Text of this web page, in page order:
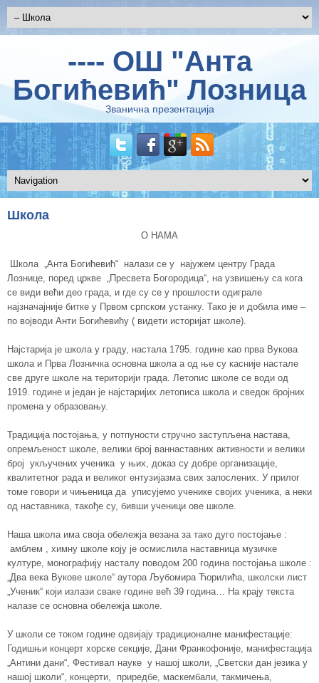
---- ОШ "Анта
Богићевић" Лозница
Званична презентација
Школа
О НАМА
Школа „Анта Богићевић“ налази се у најужем центру Града
Лознице, поред цркве „Пресвета Богородица“, на узвишењу са кога
се види већи део града, и где су се у прошлости одиграле
најзначајније битке у Првом српском устанку. Тако је и добила име –
по војводи Анти Богићевићу ( видети историјат школе).
Најстарија је школа у граду, настала 1795. године као прва Вукова
школа и Прва Лозничка основна школа а од ње су касније настале
све друге школе на територији града. Летопис школе се води од
1919. године и један је најстаријих летописа школа и сведок бројних
промена у образовању.
Традиција постојања, у потпуности стручно заступљена настава,
опремљеност школе, велики број ваннаставних активности и велики
број укључених ученика у њих, доказ су добре организације,
квалитетног рада и великог ентузијазма свих запослених. У прилог
томе говори и чињеница да уписујемо ученике својих ученика, а неки
од наставника, такође су, бивши ученици ове школе.
Наша школа има своја обележја везана за тако дуго постојање :
амблем , химну школе коју је осмислила наставница музичке
културе, монографију насталу поводом 200 година постојања школе :
„Два века Вукове школе“ аутора Љубомира Ћорилића, школски лист
„Ученик“ који излази сваке године већ 39 година… На крају текста
налазе се основна обележја школе.
У школи се током године одвијају традиционалне манифестације:
Годишњи концерт хорске секције, Дани Франкофоније, манифестација
„Антини дани“, Фестивал науке у нашој школи, „Светски дан језика у
нашој школи“, концерти, приредбе, маскембали, такмичења,